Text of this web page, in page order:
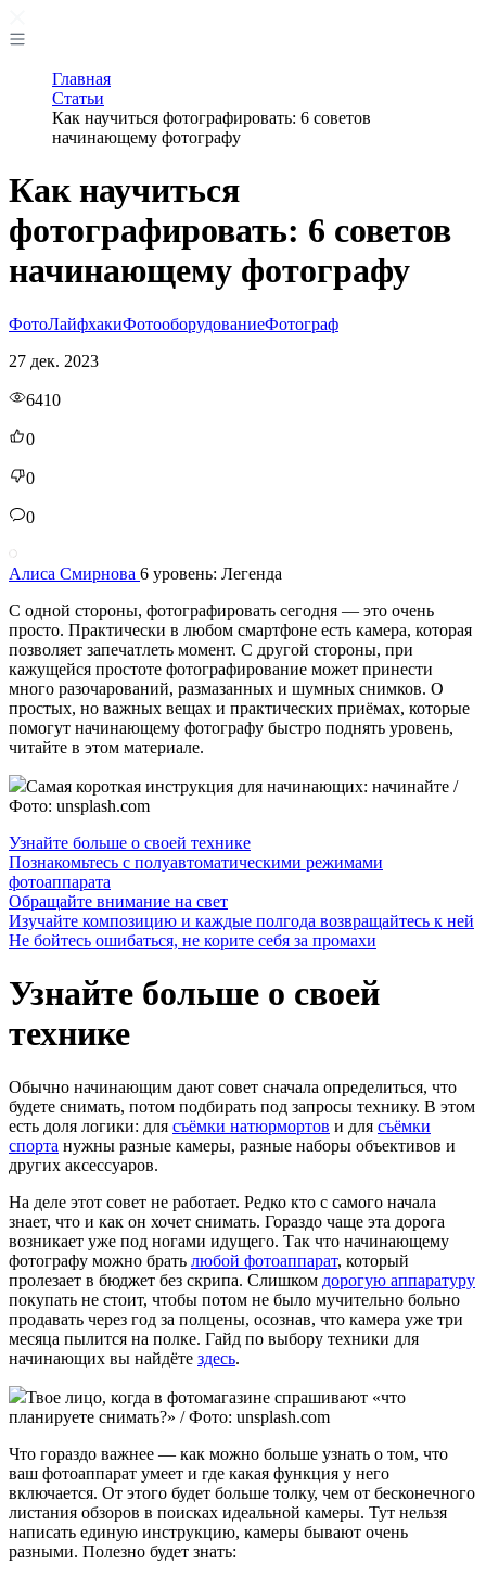
Главная
Статьи
Как научиться фотографировать: 6 советов
начинающему фотографу
Как научиться
фотографировать: 6 советов
начинающему фотографу
ФотоЛайфхакиФотооборудованиеФотограф
27 дек. 2023
6410
0
0
0
Алиса Смирнова 6 уровень: Легенда
С одной стороны, фотографировать сегодня — это очень
просто. Практически в любом смартфоне есть камера, которая
позволяет запечатлеть момент. С другой стороны, при
кажущейся простоте фотографирование может принести
много разочарований, размазанных и шумных снимков. О
простых, но важных вещах и практических приёмах, которые
помогут начинающему фотографу быстро поднять уровень,
читайте в этом материале.
Самая короткая инструкция для начинающих: начинайте /
Фото: unsplash.com
Узнайте больше о своей технике
Познакомьтесь с полуавтоматическими режимами
фотоаппарата
Обращайте внимание на свет
Изучайте композицию и каждые полгода возвращайтесь к ней
Не бойтесь ошибаться, не корите себя за промахи
Узнайте больше о своей
технике
Обычно начинающим дают совет сначала определиться, что
будете снимать, потом подбирать под запросы технику. В этом
есть доля логики: для съёмки натюрмортов и для съёмки
спорта нужны разные камеры, разные наборы объективов и
других аксессуаров.
На деле этот совет не работает. Редко кто с самого начала
знает, что и как он хочет снимать. Гораздо чаще эта дорога
возникает уже под ногами идущего. Так что начинающему
фотографу можно брать любой фотоаппарат, который
пролезает в бюджет без скрипа. Слишком дорогую аппаратуру
покупать не стоит, чтобы потом не было мучительно больно
продавать через год за полцены, осознав, что камера уже три
месяца пылится на полке. Гайд по выбору техники для
начинающих вы найдёте здесь.
Твое лицо, когда в фотомагазине спрашивают «что
планируете снимать?» / Фото: unsplash.com
Что гораздо важнее — как можно больше узнать о том, что
ваш фотоаппарат умеет и где какая функция у него
включается. От этого будет больше толку, чем от бесконечного
листания обзоров в поисках идеальной камеры. Тут нельзя
написать единую инструкцию, камеры бывают очень
разными. Полезно будет знать: